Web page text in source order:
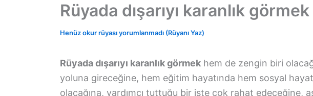
Rüyada dışarıyı karanlık görmek
Henüz okur rüyası yorumlanmadı (Rüyanı Yaz)
Rüyada dışarıyı karanlık görmek hem de zengin biri
yoluna gireceğine, hem eğitim hayatında hem sosyal
olacağına, yardımcı tuttuğu bir işte çok rahat edeceğine,